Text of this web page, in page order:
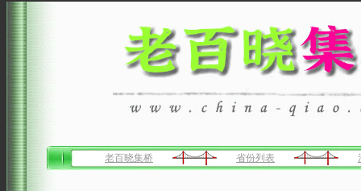
老百晓集桥 省份列表